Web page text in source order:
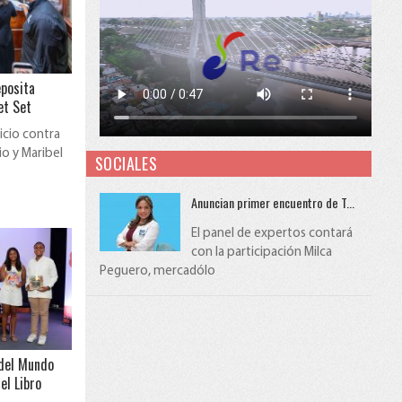
Set
contra
y Maribel
Mundo
Libro
digital
innovadoras,
estamos
aquí
para
potenciar
marca.
ideas
SOCIALES
Anuncian primer encuentro de T...
El panel de expertos contará
con la participación Milca
Peguero, mercadólo